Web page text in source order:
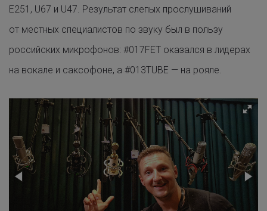
E251, U67 и U47. Результат слепых прослушиваний
от местных специалистов по звуку был в пользу
российских микрофонов: #017FET оказался в лидерах
на вокале и саксофоне, а #013TUBE — на рояле.